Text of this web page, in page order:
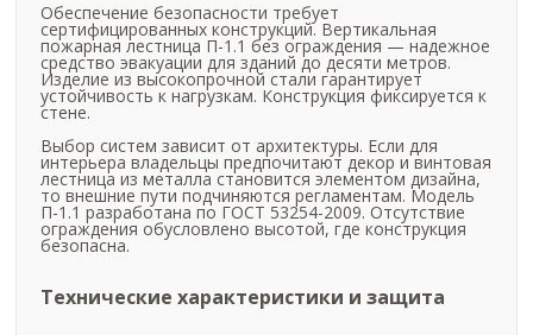
Обеспечение безопасности требует
сертифицированных конструкций. Вертикальная
пожарная лестница П-1.1 без ограждения — надежное
средство эвакуации для зданий до десяти метров.
Изделие из высокопрочной стали гарантирует
устойчивость к нагрузкам. Конструкция фиксируется к
стене.
Выбор систем зависит от архитектуры. Если для
интерьера владельцы предпочитают декор и винтовая
лестница из металла становится элементом дизайна,
то внешние пути подчиняются регламентам. Модель
П-1.1 разработана по ГОСТ 53254-2009. Отсутствие
ограждения обусловлено высотой, где конструкция
безопасна.
Технические характеристики и защита